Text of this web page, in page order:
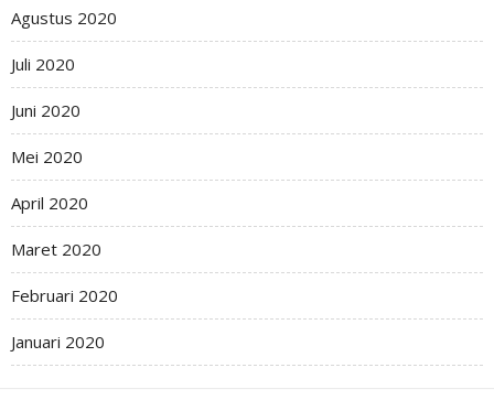
Agustus 2020
Juli 2020
Juni 2020
Mei 2020
April 2020
Maret 2020
Februari 2020
Januari 2020